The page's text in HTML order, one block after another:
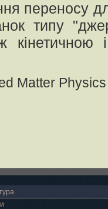
переносу
типу
кінетичною
Matter Physics